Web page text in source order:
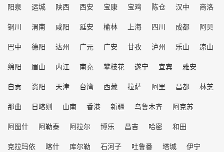
阳泉
运城 陕西 西安 宝康 宝鸡 陈仓 汉中
商洛
铜川
渭南 咸阳 延安 榆林 上海 四川 成都
阿贝
巴中
德阳 达州 广元 广安 甘孜 泸州 乐山
凉山
绵阳
眉山 内江 南充 攀枝花 遂宁 宜宾
雅安
自贡
资阳 天津 台湾 西藏 拉萨 阿里 昌都
林芝
那曲
日喀则 山南 香港 新疆 乌鲁木齐
阿克苏
阿图什
阿勒泰 阿拉尔 博乐 昌吉 哈密
和田
克拉玛依
喀什 库尔勒 石河子 吐鲁番 塔城
伊宁